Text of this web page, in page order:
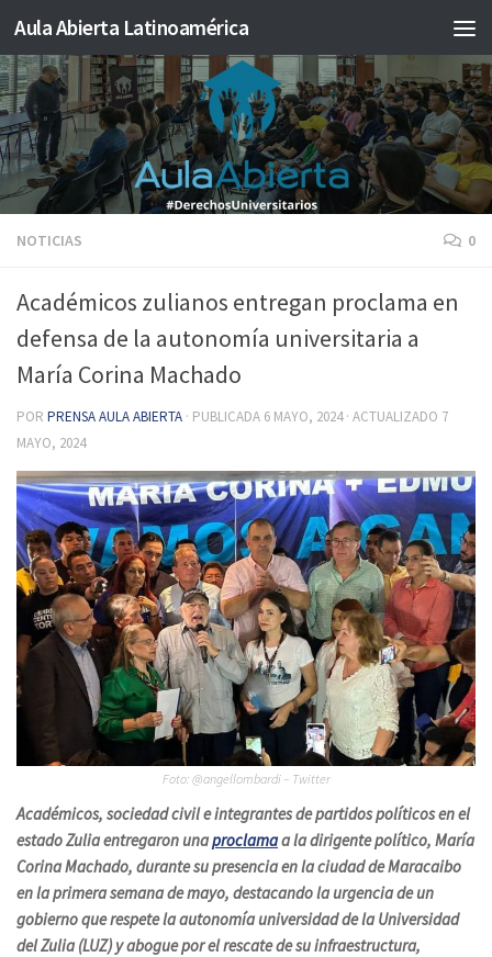
Saltar al contenido
Aula Abierta Latinoamérica
NOTICIAS 0
Académicos zulianos entregan proclama en
defensa de la autonomía universitaria a
María Corina Machado
POR PRENSA AULA ABIERTA · PUBLICADA 6 MAYO, 2024· ACTUALIZADO 7
MAYO, 2024
Foto: @angellombardi – Twitter
Académicos, sociedad civil e integrantes de partidos políticos en el
estado Zulia entregaron unaproclamaa la dirigente político, María
Corina Machado, durante su presencia en la ciudad de Maracaibo
en la primera semana de mayo, destacando la urgencia de un
gobierno que respete la autonomía universidad de la Universidad
del Zulia (LUZ) y abogue por el rescate de su infraestructura,